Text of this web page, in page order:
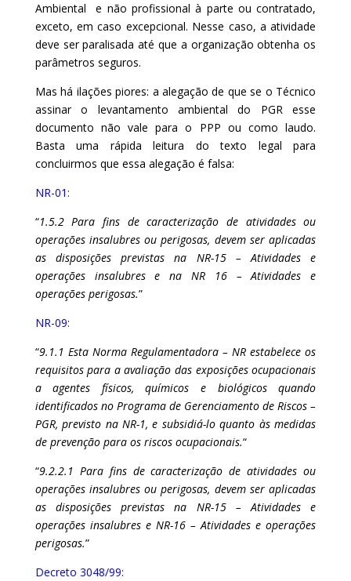
Ambiental e não profissional à parte ou contratado,
exceto, em caso excepcional. Nesse caso, a atividade
deve ser paralisada até que a organização obtenha os
parâmetros seguros.
Mas há ilações piores: a alegação de que se o Técnico
assinar o levantamento ambiental do PGR esse
documento não vale para o PPP ou como laudo.
Basta uma rápida leitura do texto legal para
concluirmos que essa alegação é falsa:
NR-01:
“1.5.2 Para fins de caracterização de atividades ou
operações insalubres ou perigosas, devem ser aplicadas
as disposições previstas na NR-15 – Atividades e
operações insalubres e na NR 16 – Atividades e
operações perigosas.”
NR-09:
“9.1.1 Esta Norma Regulamentadora – NR estabelece os
requisitos para a avaliação das exposições ocupacionais
a agentes físicos, químicos e biológicos quando
identificados no Programa de Gerenciamento de Riscos –
PGR, previsto na NR-1, e subsidiá-lo quanto às medidas
de prevenção para os riscos ocupacionais.“
“9.2.2.1 Para fins de caracterização de atividades ou
operações insalubres ou perigosas, devem ser aplicadas
as disposições previstas na NR-15 – Atividades e
operações insalubres e NR-16 – Atividades e operações
perigosas.”
Decreto 3048/99: